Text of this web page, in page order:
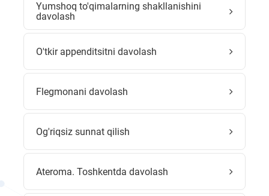
Yumshoq to'qimalarning shakllanishini
davolash
O'tkir appenditsitni davolash
Flegmonani davolash
Og'riqsiz sunnat qilish
Ateroma. Toshkentda davolash